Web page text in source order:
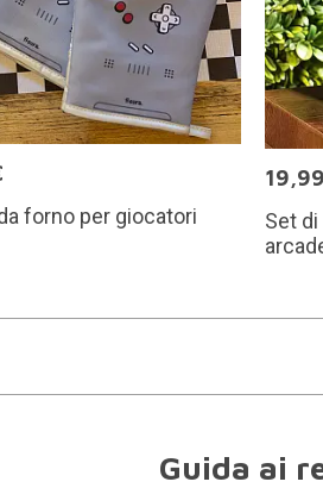
forno per giocatori
Set
Guida ai